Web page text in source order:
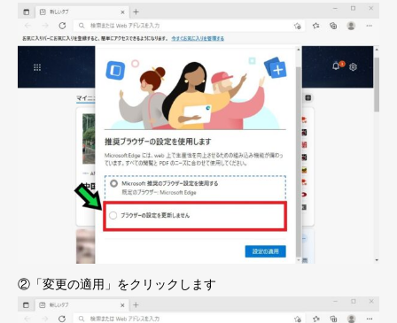
②「変更の適用」をクリックします